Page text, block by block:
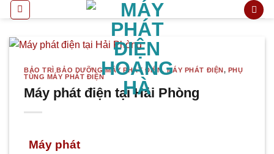
qua
nội
BẢO TRÌ BẢO DƯỠNG MÁY PHÁT ĐIỆN,MÁY PHÁT ĐIỆN , PHỤ
TÙNG MÁY PHÁT ĐIỆN
Máy phát điện tại Hải Phòng
Máy phát